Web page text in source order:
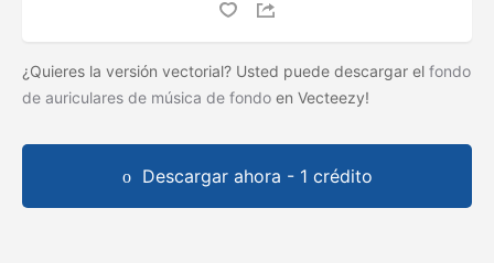
¿Quieres la versión vectorial? Usted puede descargar el fondo
de auriculares de música de fondo en Vecteezy!
Descargar ahora - 1 crédito